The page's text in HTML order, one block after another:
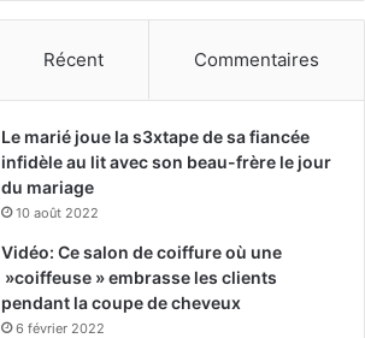
Récent Commentaires
Le marié joue la s3xtape de sa fiancée
infidèle au lit avec son beau-frère le jour
du mariage
10 août 2022
Vidéo: Ce salon de coiffure où une
»coiffeuse » embrasse les clients
pendant la coupe de cheveux
6 février 2022